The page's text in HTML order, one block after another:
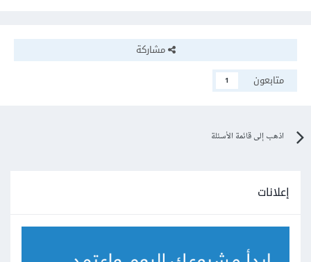
مشاركة
متابعون
1
اذهب إلى قائمة الأسئلة
إعلانات